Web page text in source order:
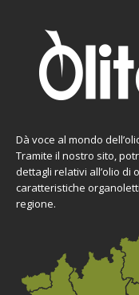
Dà voce al mondo
Tramite il nostro sito,
dettagli relativi all’olio
caratteristiche
regione.